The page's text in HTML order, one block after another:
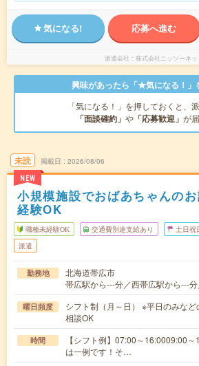
気になる! 応募へ進む
派遣会社 株式会社ニッソーネッ
興味があったら「★気になる！」
「気になる！」を押しておくと、
「面談確約」 や 「応募歓迎」 が
未読
NEW
掲載日 2026/08/06
小規模施設でおばあちゃんの
経験OK
職種未経験OK 交通費別途支給あり 土日祝
派遣
勤務地
北海道帯広市
帯広駅から---分／西帯広駅から---
曜日頻度
シフト制（月～日） ※平日のみな
相談OK
時間
【シフト例】07:00～16:0009:00
は一例です！そ…